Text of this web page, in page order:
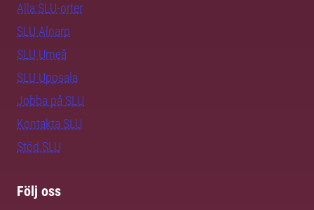
Alla SLU-orter
SLU Alnarp
SLU Umeå
SLU Uppsala
Jobba på SLU
Kontakta SLU
Stöd SLU
Följ oss